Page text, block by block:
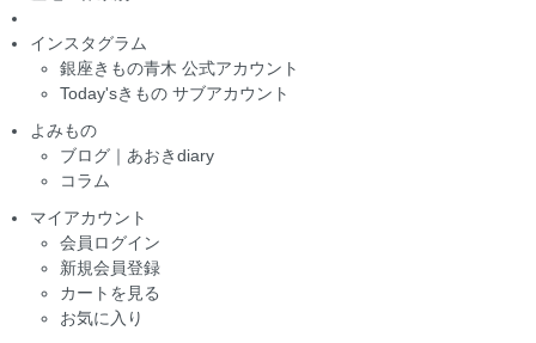
インスタグラム
銀座きもの青木 公式アカウント
Today'sきもの サブアカウント
よみもの
ブログ｜あおきdiary
コラム
マイアカウント
会員ログイン
新規会員登録
カートを見る
お気に入り